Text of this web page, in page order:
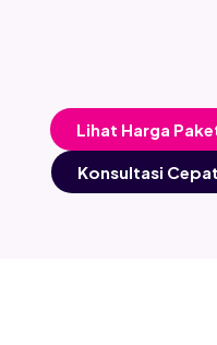
Lihat Harga
Konsultasi Cepat